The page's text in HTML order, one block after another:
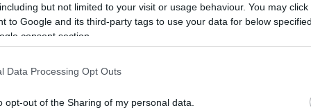
but not limited to your visit or usage behaviour. You may
to Google and its third-party tags to use your data for below
consent section.
Data Processing Opt Outs
opt-out of the Sharing of my personal data.
Ουάσινγκτον εξήγησε γιατί
τον εαυτό του «ηθοποιό